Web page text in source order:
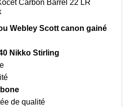
Carbon Barrel 22 LR
Webley Scott canon gainé
Nikko Stirling
de qualité